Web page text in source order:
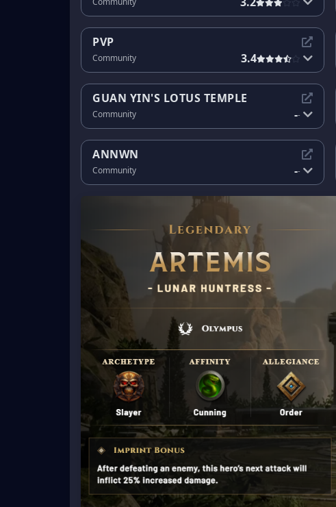
PVP
Community 3.4
GUAN YIN'S LOTUS TEMPLE
Community --
ANNWN
Community --